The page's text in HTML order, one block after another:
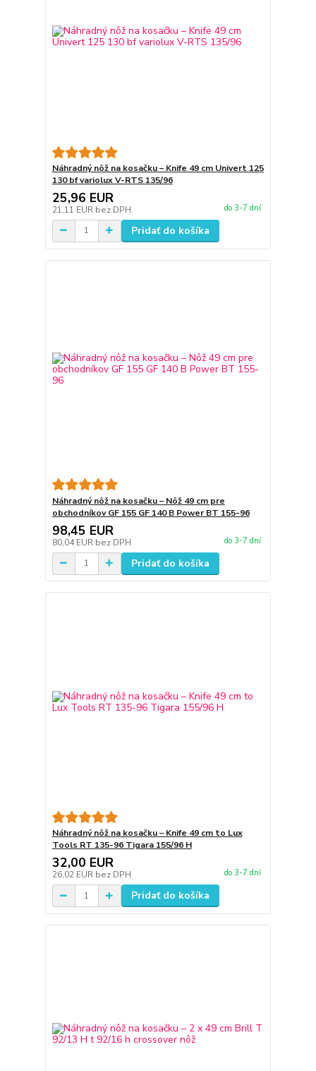
Náhradný nôž na kosačku – Knife 49 cm Univert 125
130 bf variolux V-RTS 135/96
25,96 EUR
21,11 EUR bez DPH do 3-7 dní
Pridať do košíka
Náhradný nôž na kosačku – Nôž 49 cm pre
obchodníkov GF 155 GF 140 B Power BT 155-96
98,45 EUR
80,04 EUR bez DPH do 3-7 dní
Pridať do košíka
Náhradný nôž na kosačku – Knife 49 cm to Lux
Tools RT 135-96 Tigara 155/96 H
32,00 EUR
26,02 EUR bez DPH do 3-7 dní
Pridať do košíka